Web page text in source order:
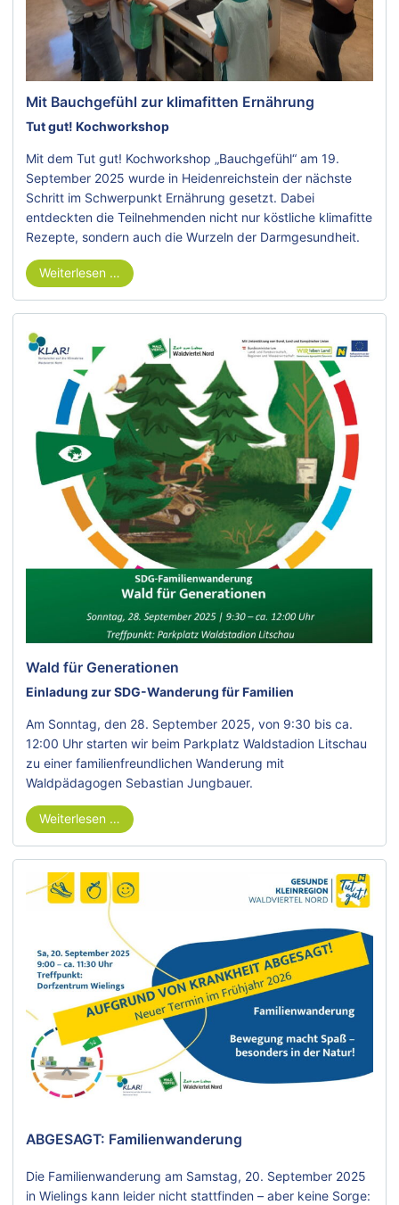
Mit Bauchgefühl zur klimafitten Ernährung
Tut gut! Kochworkshop
Mit dem Tut gut! Kochworkshop „Bauchgefühl“ am 19.
September 2025 wurde in Heidenreichstein der nächste
Schritt im Schwerpunkt Ernährung gesetzt. Dabei
entdeckten die Teilnehmenden nicht nur köstliche klimafitte
Rezepte, sondern auch die Wurzeln der Darmgesundheit.
Weiterlesen …
Wald für Generationen
Einladung zur SDG-Wanderung für Familien
Am Sonntag, den 28. September 2025, von 9:30 bis ca.
12:00 Uhr starten wir beim Parkplatz Waldstadion Litschau
zu einer familienfreundlichen Wanderung mit
Waldpädagogen Sebastian Jungbauer.
Weiterlesen …
ABGESAGT: Familienwanderung
Die Familienwanderung am Samstag, 20. September 2025
in Wielings kann leider nicht stattfinden – aber keine Sorge: